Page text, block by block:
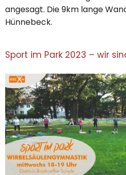
angesagt. Die 9km lange
Hünnebeck.
Sport im Park 2023 – wir